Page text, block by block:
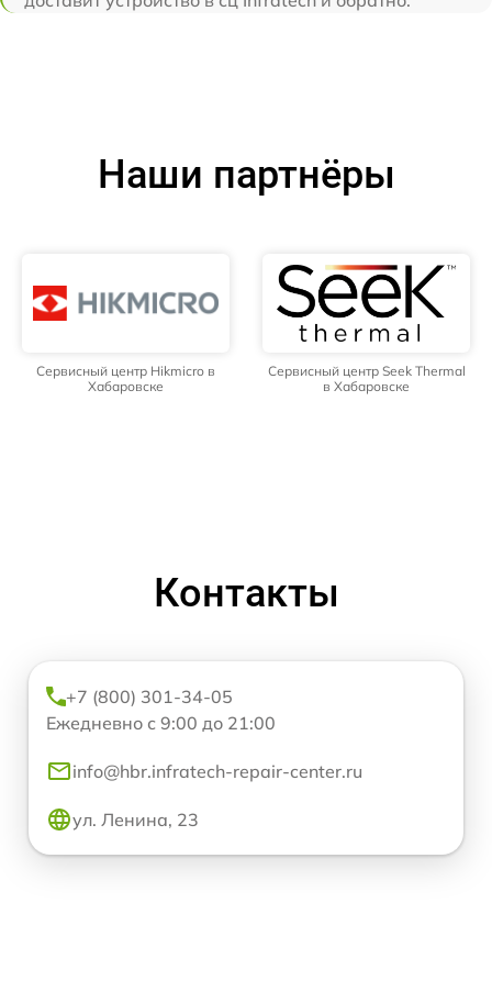
Наши партнёры
Сервисный центр Hikmicro в
Хабаровске
Сервисный центр Seek Thermal
в Хабаровске
Контакты
+7 (800) 301-34-05
Ежедневно с 9:00 до 21:00
info@hbr.infratech-repair-center.ru
ул. Ленина, 23